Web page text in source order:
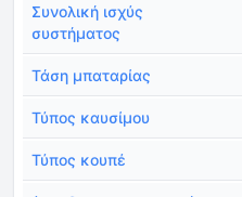
Συνολική ισχύς
συστήματος
Τάση μπαταρίας
Τύπος καυσίμου
Τύπος κουπέ